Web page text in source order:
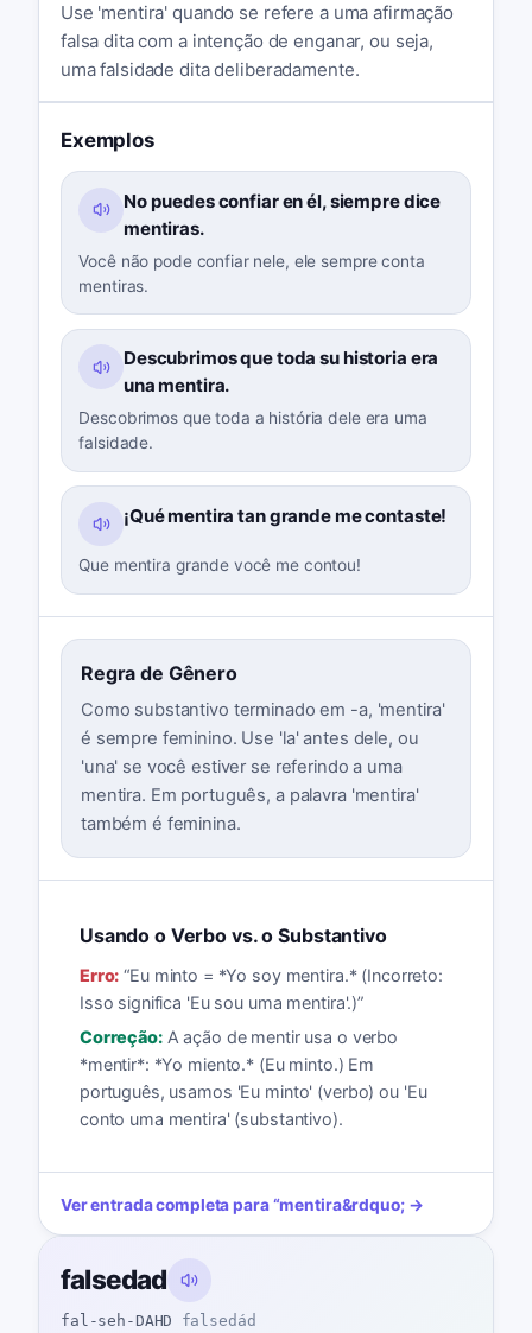
Use 'mentira' quando se refere a uma afirmação
falsa dita com a intenção de enganar, ou seja,
uma falsidade dita deliberadamente.
Exemplos
No puedes confiar en él, siempre dice
mentiras.
Você não pode confiar nele, ele sempre conta
mentiras.
Descubrimos que toda su historia era
una mentira.
Descobrimos que toda a história dele era uma
falsidade.
¡Qué mentira tan grande me contaste!
Que mentira grande você me contou!
Regra de Gênero
Como substantivo terminado em -a, 'mentira'
é sempre feminino. Use 'la' antes dele, ou
'una' se você estiver se referindo a uma
mentira. Em português, a palavra 'mentira'
também é feminina.
Usando o Verbo vs. o Substantivo
Erro: “Eu minto = *Yo soy mentira.* (Incorreto:
Isso significa 'Eu sou uma mentira'.)”
Correção: A ação de mentir usa o verbo
*mentir*: *Yo miento.* (Eu minto.) Em
português, usamos 'Eu minto' (verbo) ou 'Eu
conto uma mentira' (substantivo).
Ver entrada completa para“mentira&rdquo; →
falsedad
fal-seh-DAHD falsedád